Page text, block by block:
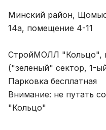
Минский район,
14а, помещение 4-11
СтройМОЛЛ "Кольцо",
("зеленый" сектор, 1-
Парковка бесплатная
Внимание: не путать
"Кольцо"